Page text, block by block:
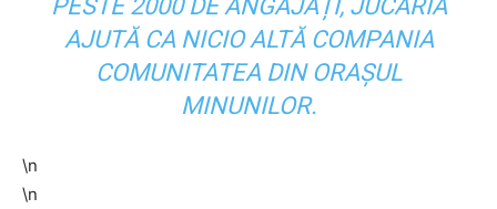
PESTE 2000 DE ANGAJAȚI, JUCĂRIA
AJUTĂ CA NICIO ALTĂ COMPANIA
COMUNITATEA DIN ORAȘUL
MINUNILOR.
\n
\n